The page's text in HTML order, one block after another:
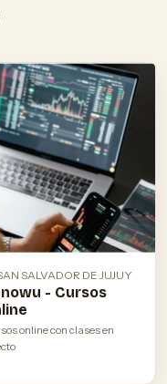
SALVADOR DE JUJUY
- Cursos
online con clases en